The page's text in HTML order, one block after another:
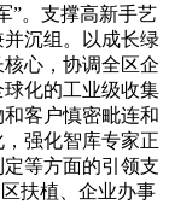
”。支撑高新手艺
沉组。以成长绿
心，协调全区企
化的工业级收集
客户慎密毗连和
强化智库专家正
等方面的引领支
扶植、企业办事